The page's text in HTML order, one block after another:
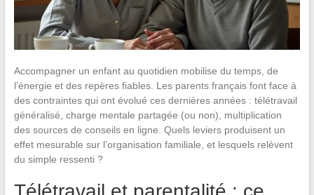
Accompagner un enfant au quotidien mobilise du temps, de
l’énergie et des repères fiables. Les parents français font face à
des contraintes qui ont évolué ces dernières années : télétravail
généralisé, charge mentale partagée (ou non), multiplication
des sources de conseils en ligne. Quels leviers produisent un
effet mesurable sur l’organisation familiale, et lesquels relèvent
du simple ressenti ?